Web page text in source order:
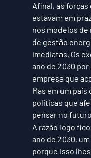
Afinal, as
estavam em
nos modelos
de gestão
imediatas. Os
ano de 2030
empresa que
Mas em um
politicas que
pensar no
A razão logo
ano de 2030,
porque isso